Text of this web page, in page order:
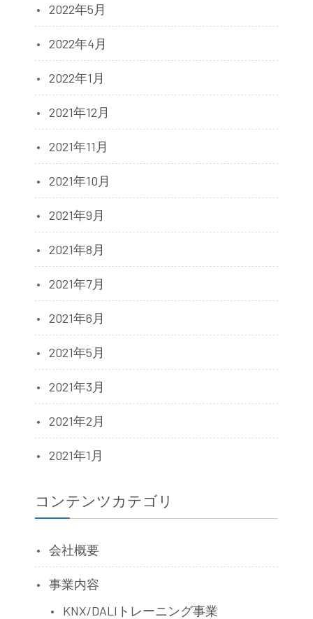
2022年5月
2022年4月
2022年1月
2021年12月
2021年11月
2021年10月
2021年9月
2021年8月
2021年7月
2021年6月
2021年5月
2021年3月
2021年2月
2021年1月
コンテンツカテゴリ
会社概要
事業内容
KNX/DALIトレーニング事業